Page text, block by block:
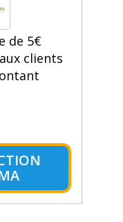
de 5€
clients